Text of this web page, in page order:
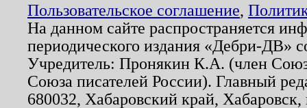
Пользовательское соглашение,
На данном сайте распространяется
периодического издания «Дебри-ДВ»
Учредитель: Пронякин К.А. (член
Союза писателей России). Главный
680032, Хабаровский край,